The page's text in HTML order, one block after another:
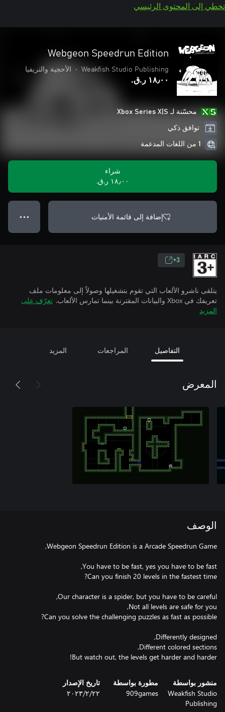
تخطي إلى المحتوى الرئيسي
Webgeon Speedrun Edition
Weakfish Studio Publishing
• الأحجية والتريفيا
١٨٫٠٠ ر.ق.‏
محسّنة لـ Xbox Series X|S
توافق ذكي
1 من اللغات المدعمة
شراء
١٨٫٠٠ ر.ق.‏
إضافة إلى قائمة الأمنيات ● ● ●
3+
يتلقى ناشرو الألعاب التي تقوم بتشغيلها وصولاً إلى معلومات ملف
تعريفك في Xbox والبيانات المقترنة بينما تمارس الألعاب.
تعرّف على
المزيد
التفاصيل المراجعات المزيد
المعرض
الوصف
But watch out, the levels get harder and harder!
منشور بواسطة
Weakfish Studio
Publishing
مطورة بواسطة
909games
تاريخ الإصدار
٢٢‏/٢‏/٢٠٢٣